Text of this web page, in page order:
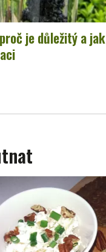
je důležitý a jak